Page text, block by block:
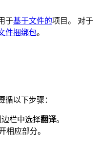
于基于文件的项目。 对于
件捆绑包。
循以下步骤：
栏中选择翻译。
相应部分。